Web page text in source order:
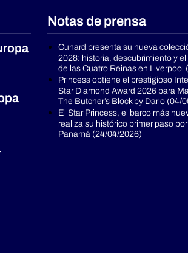
Notas de prensa
Cunard presenta su nueva
2028: historia, descubrimiento y
de las Cuatro Reinas en Liverpool
Princess obtiene el prestigioso
Star Diamond Award 2026 para
The Butcher’s Block by Dario (04/
El Star Princess, el barco más
realiza su histórico primer paso
Panamá (24/04/2026)